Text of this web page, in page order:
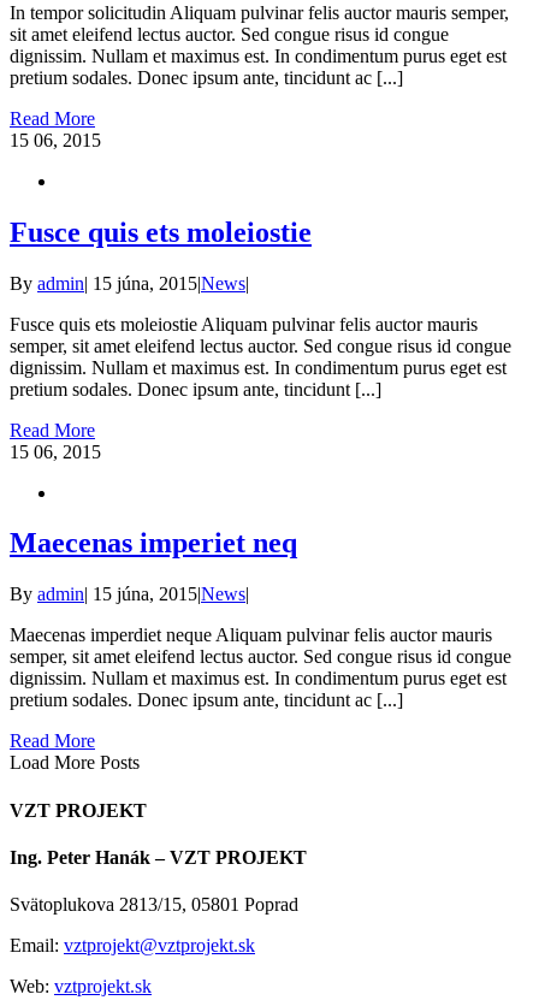
In tempor solicitudin Aliquam pulvinar felis auctor mauris semper,
sit amet eleifend lectus auctor. Sed congue risus id congue
dignissim. Nullam et maximus est. In condimentum purus eget est
pretium sodales. Donec ipsum ante, tincidunt ac [...]
Read More
15 06, 2015
Fusce quis ets moleiostie
By admin| 15 júna, 2015|News|
Fusce quis ets moleiostie Aliquam pulvinar felis auctor mauris
semper, sit amet eleifend lectus auctor. Sed congue risus id congue
dignissim. Nullam et maximus est. In condimentum purus eget est
pretium sodales. Donec ipsum ante, tincidunt [...]
Read More
15 06, 2015
Maecenas imperiet neq
By admin| 15 júna, 2015|News|
Maecenas imperdiet neque Aliquam pulvinar felis auctor mauris
semper, sit amet eleifend lectus auctor. Sed congue risus id congue
dignissim. Nullam et maximus est. In condimentum purus eget est
pretium sodales. Donec ipsum ante, tincidunt ac [...]
Read More
Load More Posts
VZT PROJEKT
Ing. Peter Hanák – VZT PROJEKT
Svätoplukova 2813/15, 05801 Poprad
Email: vztprojekt@vztprojekt.sk
Web: vztprojekt.sk